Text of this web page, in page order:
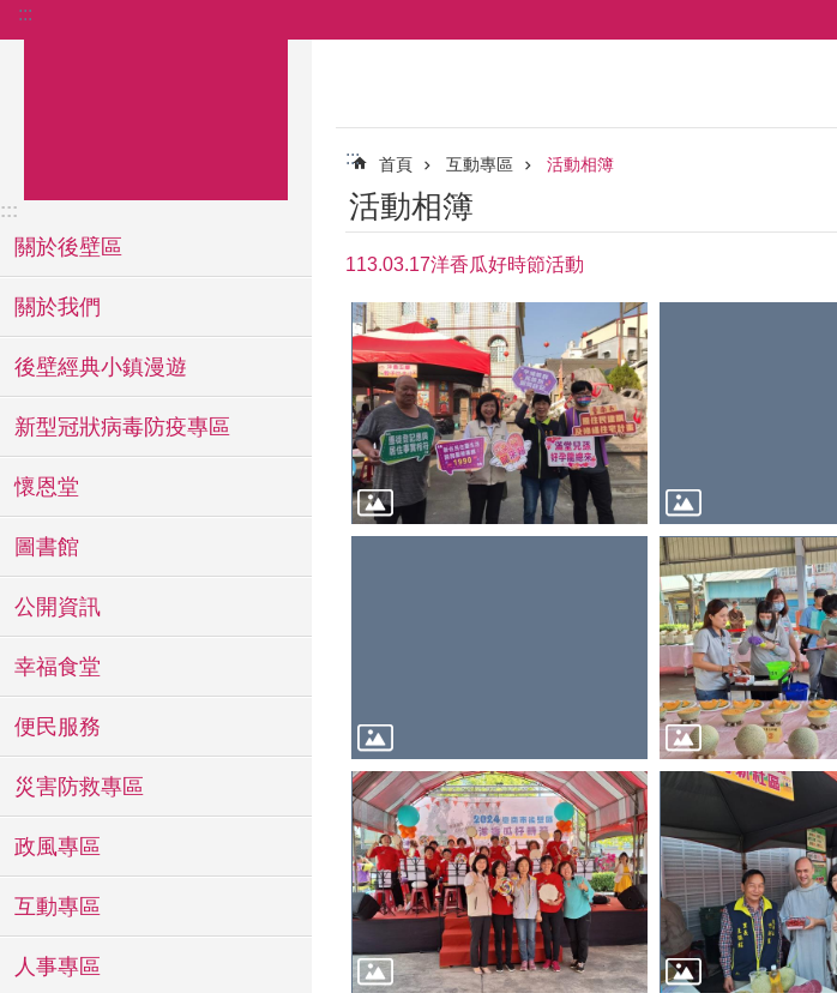
跳到主要內容區塊
:::
:::
關於後壁區
關於我們
後壁經典小鎮漫遊
新型冠狀病毒防疫專區
懷恩堂
圖書館
公開資訊
幸福食堂
便民服務
災害防救專區
政風專區
互動專區
人事專區
::: 首頁 互動專區 活動相簿
活動相簿
113.03.17洋香瓜好時節活動